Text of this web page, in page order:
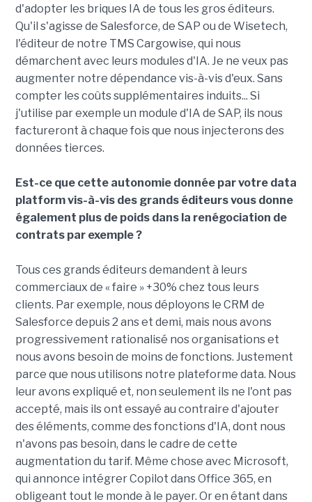
d'adopter les briques IA de tous les gros éditeurs.
Qu'il s'agisse de Salesforce, de SAP ou de Wisetech,
l'éditeur de notre TMS Cargowise, qui nous
démarchent avec leurs modules d'IA. Je ne veux pas
augmenter notre dépendance vis-à-vis d'eux. Sans
compter les coûts supplémentaires induits... Si
j'utilise par exemple un module d'IA de SAP, ils nous
factureront à chaque fois que nous injecterons des
données tierces.
Est-ce que cette autonomie donnée par votre data
platform vis-à-vis des grands éditeurs vous donne
également plus de poids dans la renégociation de
contrats par exemple ?
Tous ces grands éditeurs demandent à leurs
commerciaux de « faire » +30% chez tous leurs
clients. Par exemple, nous déployons le CRM de
Salesforce depuis 2 ans et demi, mais nous avons
progressivement rationalisé nos organisations et
nous avons besoin de moins de fonctions. Justement
parce que nous utilisons notre plateforme data. Nous
leur avons expliqué et, non seulement ils ne l'ont pas
accepté, mais ils ont essayé au contraire d'ajouter
des éléments, comme des fonctions d'IA, dont nous
n'avons pas besoin, dans le cadre de cette
augmentation du tarif. Même chose avec Microsoft,
qui annonce intégrer Copilot dans Office 365, en
obligeant tout le monde à le payer. Or en étant dans